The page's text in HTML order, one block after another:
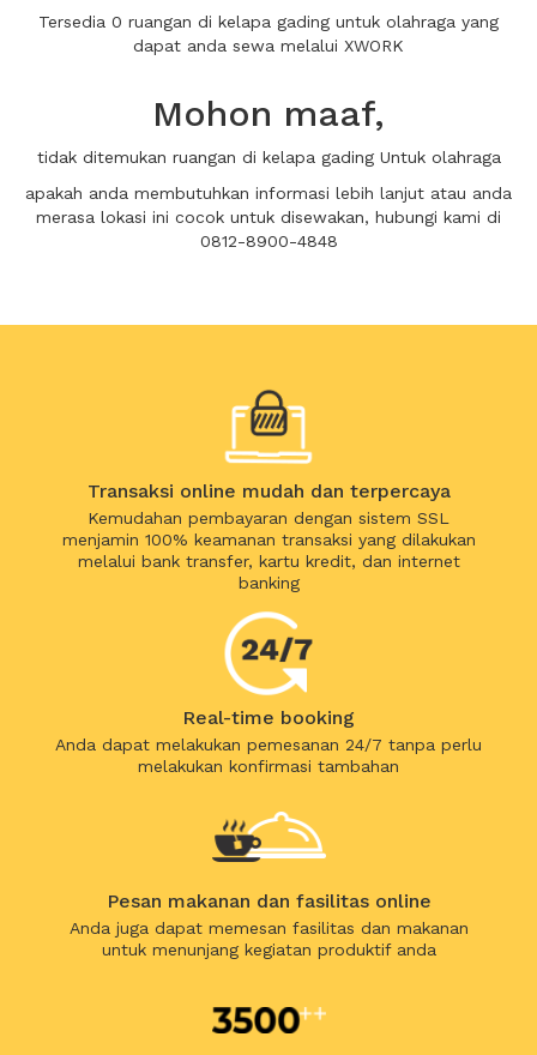
Tersedia 0 ruangan di kelapa gading untuk olahraga yang
dapat anda sewa melalui XWORK
Mohon maaf,
tidak ditemukan ruangan di kelapa gading Untuk olahraga
apakah anda membutuhkan informasi lebih lanjut atau anda
merasa lokasi ini cocok untuk disewakan, hubungi kami di
0812-8900-4848
Transaksi online mudah dan terpercaya
Kemudahan pembayaran dengan sistem SSL
menjamin 100% keamanan transaksi yang dilakukan
melalui bank transfer, kartu kredit, dan internet
banking
Real-time booking
Anda dapat melakukan pemesanan 24/7 tanpa perlu
melakukan konfirmasi tambahan
Pesan makanan dan fasilitas online
Anda juga dapat memesan fasilitas dan makanan
untuk menunjang kegiatan produktif anda